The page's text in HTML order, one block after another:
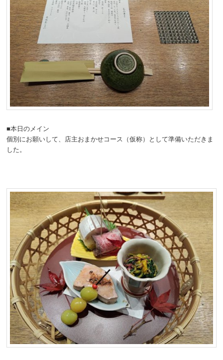
■本日のメイン
個別にお願いして、店主おまかせコース（仮称）として準備いただきま
した。